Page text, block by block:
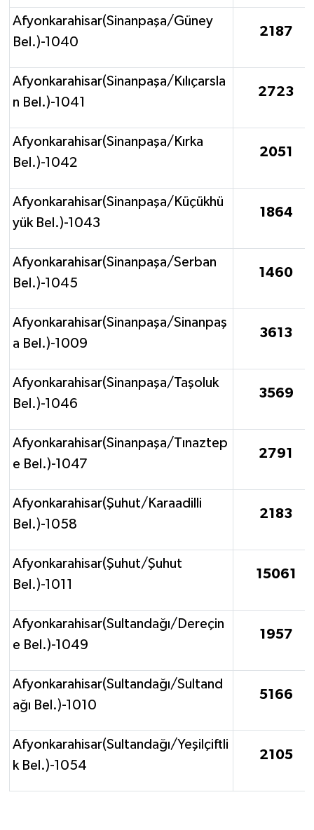
Afyonkarahisar(Sinanpaşa/Güney
Bel.)-1040
2187
Afyonkarahisar(Sinanpaşa/Kılıçarsla
n Bel.)-1041
2723
Afyonkarahisar(Sinanpaşa/Kırka
Bel.)-1042
2051
Afyonkarahisar(Sinanpaşa/Küçükhü
yük Bel.)-1043
1864
Afyonkarahisar(Sinanpaşa/Serban
Bel.)-1045
1460
Afyonkarahisar(Sinanpaşa/Sinanpaş
a Bel.)-1009
3613
Afyonkarahisar(Sinanpaşa/Taşoluk
Bel.)-1046
3569
Afyonkarahisar(Sinanpaşa/Tınaztep
e Bel.)-1047
2791
Afyonkarahisar(Şuhut/Karaadilli
Bel.)-1058
2183
Afyonkarahisar(Şuhut/Şuhut
Bel.)-1011
15061
Afyonkarahisar(Sultandağı/Dereçin
e Bel.)-1049
1957
Afyonkarahisar(Sultandağı/Sultand
ağı Bel.)-1010
5166
Afyonkarahisar(Sultandağı/Yeşilçiftli
k Bel.)-1054
2105